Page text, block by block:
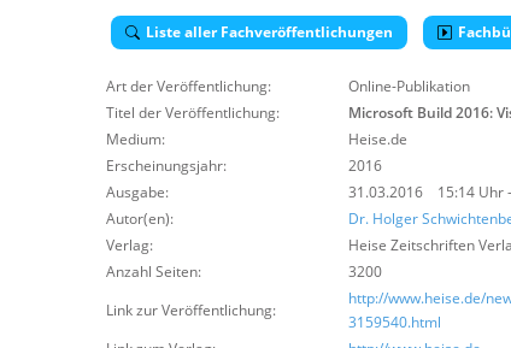
Liste aller Fachveröffentlichungen
Art der Veröffentlichung:
Online-Publikation
Titel der Veröffentlichung:
Microsoft Build 2016:
Medium:
Heise.de
Erscheinungsjahr:
2016
Ausgabe:
31.03.2016 15:14 Uhr
Autor(en):
Dr. Holger
Verlag:
Heise Zeitschriften
Anzahl Seiten:
3200
Link zur Veröffentlichung:
http://www.heise.de/
3159540.html